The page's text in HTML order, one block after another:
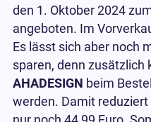
den 1. Oktober 2024
angeboten. Im
Es lässt sich aber noch
sparen, denn zusätzlich
AHADESIGN beim
werden. Damit